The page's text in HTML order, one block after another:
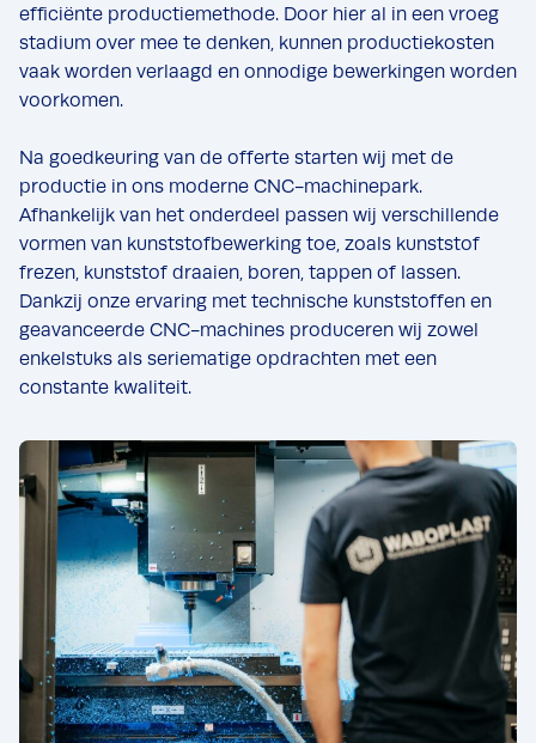
efficiënte productiemethode. Door hier al in een vroeg
stadium over mee te denken, kunnen productiekosten
vaak worden verlaagd en onnodige bewerkingen worden
voorkomen.
Na goedkeuring van de offerte starten wij met de
productie in ons moderne CNC-machinepark.
Afhankelijk van het onderdeel passen wij verschillende
vormen van kunststofbewerking toe, zoals kunststof
frezen, kunststof draaien, boren, tappen of lassen.
Dankzij onze ervaring met technische kunststoffen en
geavanceerde CNC-machines produceren wij zowel
enkelstuks als seriematige opdrachten met een
constante kwaliteit.